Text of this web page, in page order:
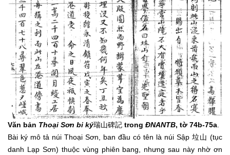
Văn bản Thoại Sơn bi ký瑞山碑記 trong ĐNANTB, tờ 74b-75a.
Bài ký mô tả núi Thoại Sơn, ban đầu có tên là núi Sập 垃山 (tục
danh Lạp Sơn) thuộc vùng phiên bang, nhưng sau này nhờ ơn